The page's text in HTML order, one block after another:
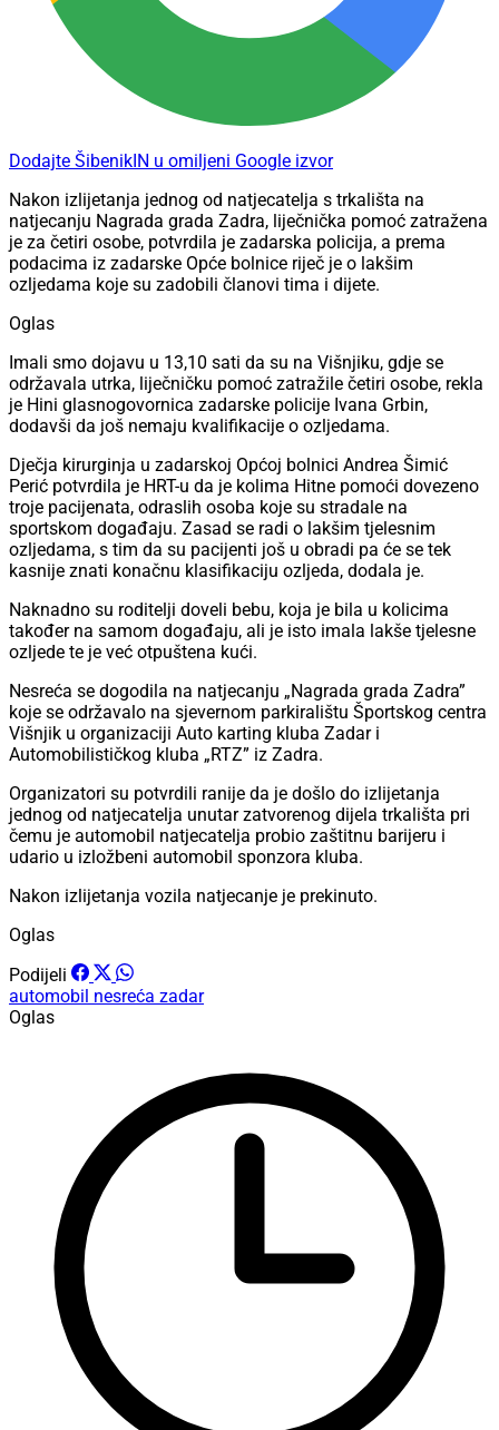
Dodajte ŠibenikIN u omiljeni Google izvor
Nakon izlijetanja jednog od natjecatelja s trkališta na
natjecanju Nagrada grada Zadra, liječnička pomoć zatražena
je za četiri osobe, potvrdila je zadarska policija, a prema
podacima iz zadarske Opće bolnice riječ je o lakšim
ozljedama koje su zadobili članovi tima i dijete.
Oglas
Imali smo dojavu u 13,10 sati da su na Višnjiku, gdje se
održavala utrka, liječničku pomoć zatražile četiri osobe, rekla
je Hini glasnogovornica zadarske policije Ivana Grbin,
dodavši da još nemaju kvalifikacije o ozljedama.
Dječja kirurginja u zadarskoj Općoj bolnici Andrea Šimić
Perić potvrdila je HRT-u da je kolima Hitne pomoći dovezeno
troje pacijenata, odraslih osoba koje su stradale na
sportskom događaju. Zasad se radi o lakšim tjelesnim
ozljedama, s tim da su pacijenti još u obradi pa će se tek
kasnije znati konačnu klasifikaciju ozljeda, dodala je.
Naknadno su roditelji doveli bebu, koja je bila u kolicima
također na samom događaju, ali je isto imala lakše tjelesne
ozljede te je već otpuštena kući.
Nesreća se dogodila na natjecanju „Nagrada grada Zadra”
koje se održavalo na sjevernom parkiralištu Športskog centra
Višnjik u organizaciji Auto karting kluba Zadar i
Automobilističkog kluba „RTZ” iz Zadra.
Organizatori su potvrdili ranije da je došlo do izlijetanja
jednog od natjecatelja unutar zatvorenog dijela trkališta pri
čemu je automobil natjecatelja probio zaštitnu barijeru i
udario u izložbeni automobil sponzora kluba.
Nakon izlijetanja vozila natjecanje je prekinuto.
Oglas
Podijeli
automobil nesreća zadar
Oglas